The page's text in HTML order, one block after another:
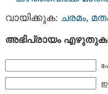
വായിക്കുക: ചരമം,
അഭിപ്രായം